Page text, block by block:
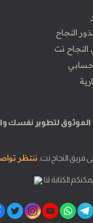
النجاح
نت
حسابي
الموثوق لتطوير نفسك
فريق النجاح نت. ننتظر
الكتابة لنا